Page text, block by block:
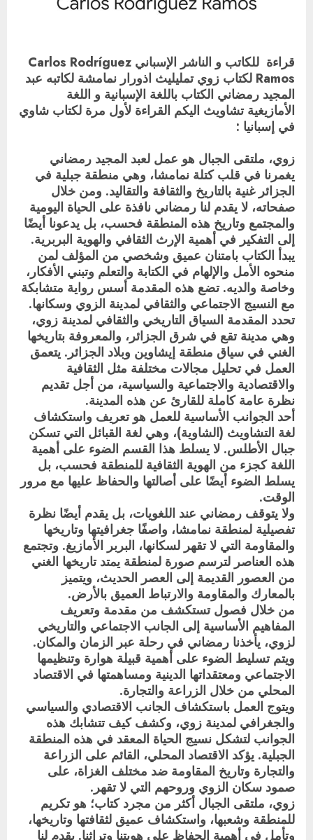
قراءة للكاتب و الناشر الإسباني Carlos Rodríguez
Ramos لكتاب زوي تمليليث اذورار نمامشة لكاتبه عبد
المجيد رمضاني الكتاب باللغة الإسبانية و اللغة
الأمازيغية تشاويث اليكم القراءة لأول مرة لكتاب شاوي
في إسبانيا :
زوي، ملتقى الجبال هو عمل لعبد المجيد رمضاني
يغمرنا في قلب كتلة نمامشا، وهي منطقة جبلية في
الجزائر غنية بالتاريخ والثقافة والتقاليد. ومن خلال
صفحاته، لا يقدم لنا رمضاني نافذة على الحياة اليومية
والمجتمع وتاريخ هذه المنطقة فحسب، بل يدعونا أيضًا
إلى التفكير في أهمية الإرث الثقافي والهوية البربرية.
يبدأ الكتاب بامتنان عميق وشخصي من المؤلف لمن
منحوه الأمل والإلهام في الكتابة والتعلم وتبني الأفكار،
وخاصة والديه. تضع هذه المقدمة أسس رواية متشابكة
مع النسيج الاجتماعي والثقافي لمدينة الزوي وسكانها.
تحدد المقدمة السياق التاريخي والثقافي لمدينة زوي،
وهي مدينة تقع في شرق الجزائر، والمعروفة بتاريخها
الغني في سياق منطقة إيشاوين وبلاد الجزائر. يتعمق
العمل في تحليل مجالات مختلفة مثل الثقافية
والاقتصادية والاجتماعية والسياسية، من أجل تقديم
نظرة عامة كاملة للقارئ عن هذه المدينة.
أحد الجوانب الأساسية للعمل هو تعريف واستكشاف
لغة التشاويث (الشاوية)، وهي لغة القبائل التي تسكن
جبال الأطلس. لا يسلط هذا القسم الضوء على أهمية
اللغة كجزء من الهوية الثقافية للمنطقة فحسب، بل
يسلط الضوء أيضًا على أصالتها والحفاظ عليها مع مرور
الوقت.
ولا يتوقف رمضاني عند اللغويات، بل يقدم أيضًا نظرة
تفصيلية لمنطقة نمامشا، واصفًا جغرافيتها وتاريخها
والمقاومة التي لا تقهر لسكانها، البربر الأمازيغ. وتجتمع
هذه العناصر لترسم صورة لمنطقة يمتد تاريخها الغني
من العصور القديمة إلى العصر الحديث، ويتميز
بالمعارك والمقاومة والارتباط العميق بالأرض.
من خلال فصول تستكشف من مقدمة وتعريف
المفاهيم الأساسية إلى الجانب الاجتماعي والتاريخي
لزوي، يأخذنا رمضاني في رحلة عبر الزمان والمكان.
ويتم تسليط الضوء على أهمية قبيلة هوارة وتنظيمها
الاجتماعي ومعتقداتها الدينية ومساهمتها في الاقتصاد
المحلي من خلال الزراعة والتجارة.
ويتوج العمل باستكشاف الجانب الاقتصادي والسياسي
والجغرافي لمدينة زوي، وكشف كيف تتشابك هذه
الجوانب لتشكل نسيج الحياة المعقد في هذه المنطقة
الجبلية. يؤكد الاقتصاد المحلي، القائم على الزراعة
والتجارة وتاريخ المقاومة ضد مختلف الغزاة، على
صمود سكان الزوي وروحهم التي لا تقهر.
زوي، ملتقى الجبال أكثر من مجرد كتاب؛ هو تكريم
للمنطقة وشعبها، واستكشاف عميق لثقافتها وتاريخها،
وتأمل في أهمية الحفاظ على هويتنا وتراثنا. يقدم لنا